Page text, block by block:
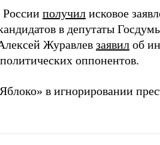
получил исковое
в депутаты
Журавлев заявил об
оппонентов.
в игнорировании